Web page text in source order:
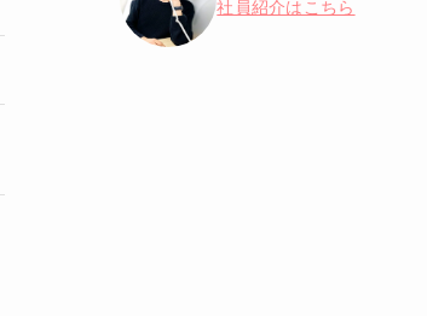
社員紹介はこちら